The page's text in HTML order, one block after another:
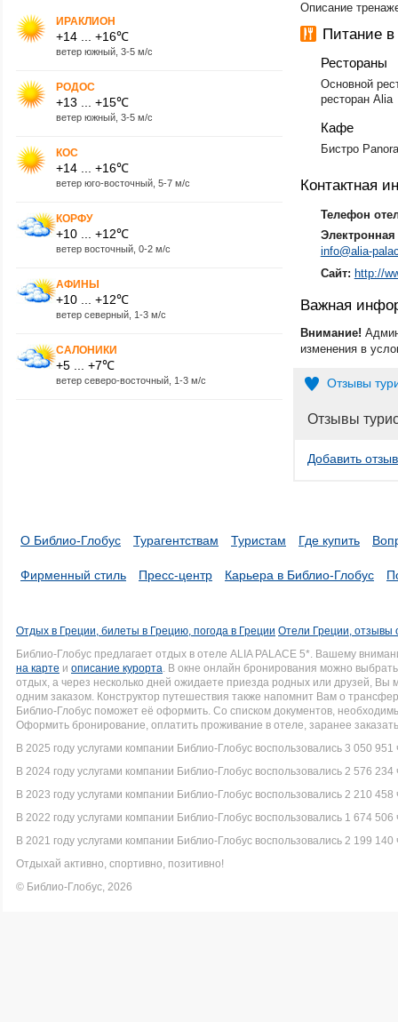
ИРАКЛИОН
+14 ... +16℃
ветер южный, 3-5 м/с
РОДОС
+13 ... +15℃
ветер южный, 3-5 м/с
КОС
+14 ... +16℃
ветер юго-восточный, 5-7 м/с
КОРФУ
+10 ... +12℃
ветер восточный, 0-2 м/с
АФИНЫ
+10 ... +12℃
ветер северный, 1-3 м/с
САЛОНИКИ
+5 ... +7℃
ветер северо-восточный, 1-3 м/с
Описание
Питание в
Рестораны
Основной
ресторан Alia
Кафе
Бистро
Контактная
Телефон
Электронная
info@alia-
Сайт: http://
Важная
Внимание!
изменения в
Отзывы
Отзывы
Добавить отзыв
О Библио-Глобус Турагентствам Туристам Где купить
Фирменный стиль Пресс-центр Карьера в Библио-Глобус
Отдых в Греции, билеты в Грецию, погода в Греции Отели Греции, отзывы
Библио-Глобус предлагает отдых в отеле ALIA PALACE 5*. Вашему
на карте и описание курорта. В окне онлайн бронирования можно
отдых, а через несколько дней ожидаете приезда родных или друзей, Вы
одним заказом. Конструктор путешествия также напомнит Вам о
Библио-Глобус поможет её оформить. Со списком документов,
Оформить бронирование, оплатить проживание в отеле, заранее
В 2025 году услугами компании Библио-Глобус воспользовались 3 050 951
В 2024 году услугами компании Библио-Глобус воспользовались 2 576 234
В 2023 году услугами компании Библио-Глобус воспользовались 2 210 458
В 2022 году услугами компании Библио-Глобус воспользовались 1 674 506
В 2021 году услугами компании Библио-Глобус воспользовались 2 199 140
Отдыхай активно, спортивно, позитивно!
© Библио-Глобус, 2026